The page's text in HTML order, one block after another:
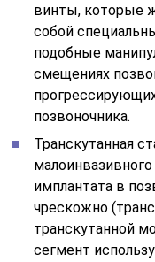
винты, которые
собой
подобные
смещениях
позвоночника.
Транскутанная
имплантата в
чрескожно
транскутанной
сегмент